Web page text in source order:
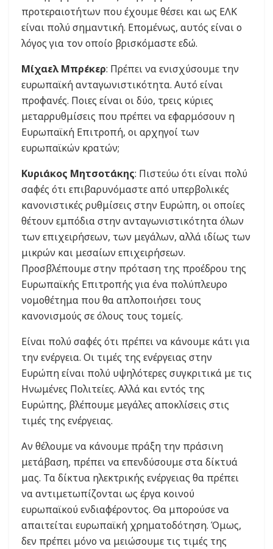
προτεραιοτήτων που έχουμε θέσει και ως ΕΛΚ
είναι πολύ σημαντική. Επομένως, αυτός είναι ο
λόγος για τον οποίο βρισκόμαστε εδώ.
Μίχαελ Μπρέκερ: Πρέπει να ενισχύσουμε την
ευρωπαϊκή ανταγωνιστικότητα. Αυτό είναι
προφανές. Ποιες είναι οι δύο, τρεις κύριες
μεταρρυθμίσεις που πρέπει να εφαρμόσουν η
Ευρωπαϊκή Επιτροπή, οι αρχηγοί των
ευρωπαϊκών κρατών;
Κυριάκος Μητσοτάκης: Πιστεύω ότι είναι πολύ
σαφές ότι επιβαρυνόμαστε από υπερβολικές
κανονιστικές ρυθμίσεις στην Ευρώπη, οι οποίες
θέτουν εμπόδια στην ανταγωνιστικότητα όλων
των επιχειρήσεων, των μεγάλων, αλλά ιδίως των
μικρών και μεσαίων επιχειρήσεων.
Προσβλέπουμε στην πρόταση της προέδρου της
Ευρωπαϊκής Επιτροπής για ένα πολύπλευρο
νομοθέτημα που θα απλοποιήσει τους
κανονισμούς σε όλους τους τομείς.
Είναι πολύ σαφές ότι πρέπει να κάνουμε κάτι για
την ενέργεια. Οι τιμές της ενέργειας στην
Ευρώπη είναι πολύ υψηλότερες συγκριτικά με τις
Ηνωμένες Πολιτείες. Αλλά και εντός της
Ευρώπης, βλέπουμε μεγάλες αποκλίσεις στις
τιμές της ενέργειας.
Αν θέλουμε να κάνουμε πράξη την πράσινη
μετάβαση, πρέπει να επενδύσουμε στα δίκτυά
μας. Τα δίκτυα ηλεκτρικής ενέργειας θα πρέπει
να αντιμετωπίζονται ως έργα κοινού
ευρωπαϊκού ενδιαφέροντος. Θα μπορούσε να
απαιτείται ευρωπαϊκή χρηματοδότηση. Όμως,
δεν πρέπει μόνο να μειώσουμε τις τιμές της